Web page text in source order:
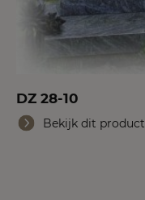
DZ 28-10
Bekijk dit product